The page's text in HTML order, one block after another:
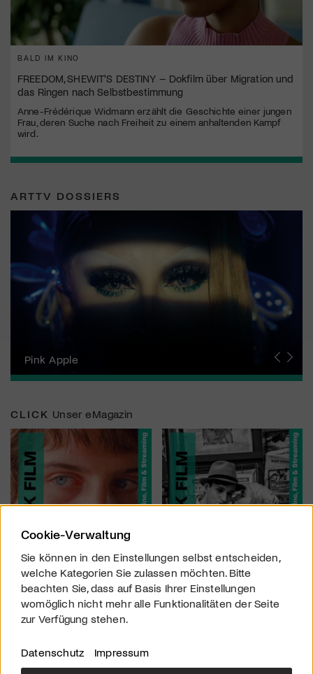
BALD IM KINO
FREEDOM, SHEWIT'S DESTINY – Dokfilm über Migration und
das Ringen nach Selbstbestimmung
Anne-Frédérique Widmann erzählt die Geschichte einer jungen
Frau, deren Suche nach Freiheit zu einem anhaltenden Kampf
wird.
ARTTV DOSSIERS
Zurich Film Festival
Pink Apple
Locarno Film Festival
Human Rights Film Festival Zurich
Yesh! Neues aus der jüdischen Filmwelt
Neuchâtel International Fantastic Film Festival
Visions du Réel
Berlinale
Solothurner Filmtage
Geneva International Film Festival
CLICK Unser eMagazin
Cookie-Verwaltung
Sie können in den Einstellungen selbst entscheiden,
welche Kategorien Sie zulassen möchten. Bitte
beachten Sie, dass auf Basis Ihrer Einstellungen
womöglich nicht mehr alle Funktionalitäten der Seite
zur Verfügung stehen.
Datenschutz Impressum